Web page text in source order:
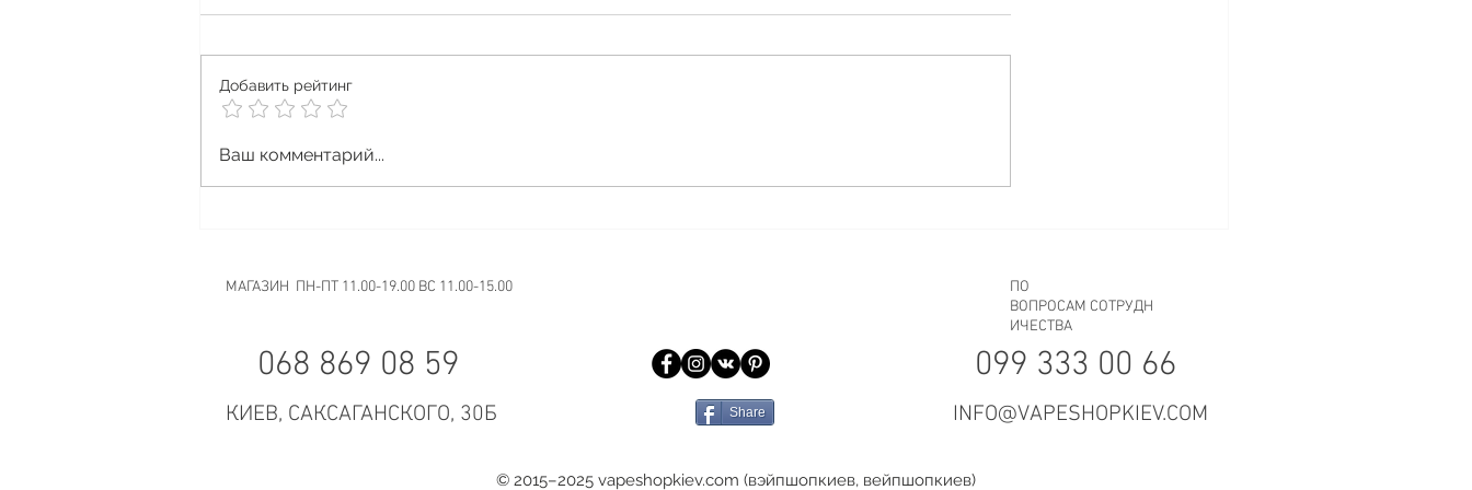
Что делать, если вейп
Добавить рейтинг
Ваш комментарий...
МАГАЗИН ПН-ПТ 11.00-19.00 ВС 11.00-15.00
068 869 08 59
КИЕВ, САКСАГАНСКОГО, 30Б Share
ПО
ВОПРОСАМ СОТРУДН
ИЧЕСТВА
099 333 00 66
INFO@VAPESHOPKIEV.COM
© 2015–2025 vapeshopkiev.com (вэйпшопкиев, вейпшопкиев)